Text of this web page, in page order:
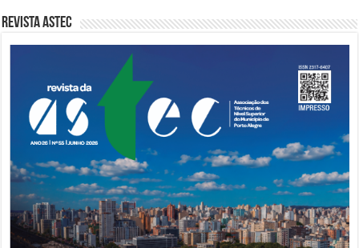
Revista Astec